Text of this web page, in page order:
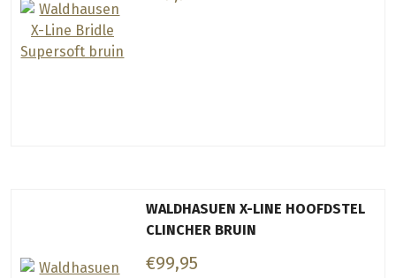
WALDHASUEN X-LINE HOOFDSTEL
CLINCHER BRUIN
€99,95